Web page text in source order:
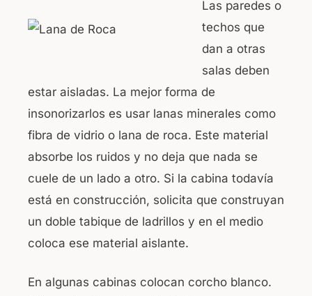
Las paredes o
techos que
dan a otras
salas deben
estar aisladas. La mejor forma de
insonorizarlos es usar lanas minerales como
fibra de vidrio o lana de roca. Este material
absorbe los ruidos y no deja que nada se
cuele de un lado a otro. Si la cabina todavía
está en construcción, solicita que construyan
un doble tabique de ladrillos y en el medio
coloca ese material aislante.
En algunas cabinas colocan corcho blanco.